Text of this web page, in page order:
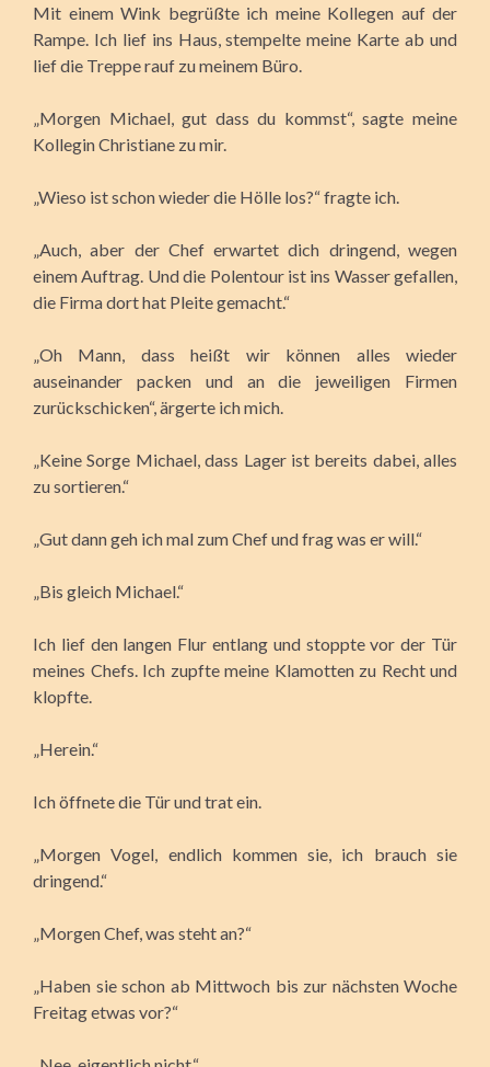
Mit einem Wink begrüßte ich meine Kollegen auf der
Rampe. Ich lief ins Haus, stempelte meine Karte ab und
lief die Treppe rauf zu meinem Büro.
„Morgen Michael, gut dass du kommst“, sagte meine
Kollegin Christiane zu mir.
„Wieso ist schon wieder die Hölle los?“ fragte ich.
„Auch, aber der Chef erwartet dich dringend, wegen
einem Auftrag. Und die Polentour ist ins Wasser gefallen,
die Firma dort hat Pleite gemacht.“
„Oh Mann, dass heißt wir können alles wieder
auseinander packen und an die jeweiligen Firmen
zurückschicken“, ärgerte ich mich.
„Keine Sorge Michael, dass Lager ist bereits dabei, alles
zu sortieren.“
„Gut dann geh ich mal zum Chef und frag was er will.“
„Bis gleich Michael.“
Ich lief den langen Flur entlang und stoppte vor der Tür
meines Chefs. Ich zupfte meine Klamotten zu Recht und
klopfte.
„Herein.“
Ich öffnete die Tür und trat ein.
„Morgen Vogel, endlich kommen sie, ich brauch sie
dringend.“
„Morgen Chef, was steht an?“
„Haben sie schon ab Mittwoch bis zur nächsten Woche
Freitag etwas vor?“